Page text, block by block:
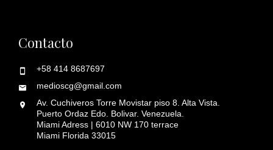
Contacto
+58 414 8687697
medioscg@gmail.com
Av. Cuchiveros Torre Movistar piso 8. Alta Vista.
Puerto Ordaz Edo. Bolivar. Venezuela.
Miami Adress | 6010 NW 170 terrace
Miami Florida 33015